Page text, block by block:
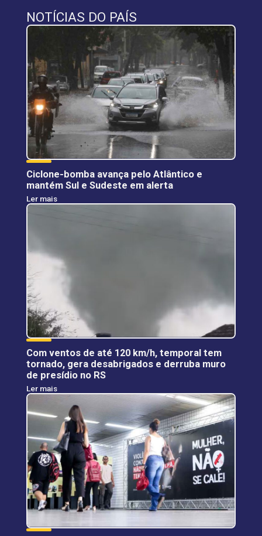
NOTÍCIAS DO PAÍS
Ciclone-bomba avança pelo Atlântico e
mantém Sul e Sudeste em alerta
Ler mais
Com ventos de até 120 km/h, temporal tem
tornado, gera desabrigados e derruba muro
de presídio no RS
Ler mais